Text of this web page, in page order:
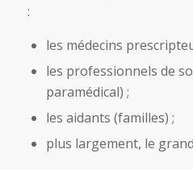
:
les médecins
les professionnels de
paramédical) ;
les aidants (familles) ;
plus largement, le